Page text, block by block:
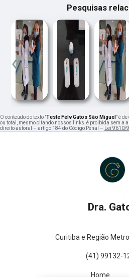
Pesquisas
‹
O conteúdo do texto "Teste Felv Gatos São Miguel " é
ou total, mesmo citando nossos links, é proibida sem a
direito autoral – artigo 184 do Código Penal – Lei 9610/
Dra.
Curitiba e Região
(41) 99132-
Home